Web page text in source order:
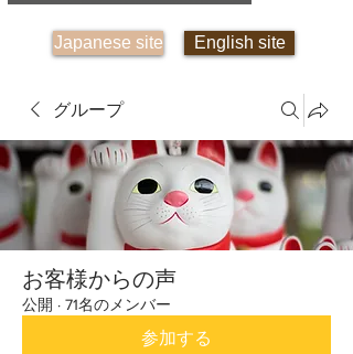
Japanese site English site
グループ
お客様からの声
公開 · 71名のメンバー
参加する